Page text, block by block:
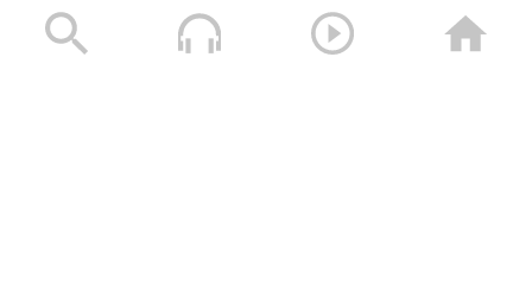
وصايا الخالدين الشهيد – صالح عبدالله صالح جوين (أبو خليل)